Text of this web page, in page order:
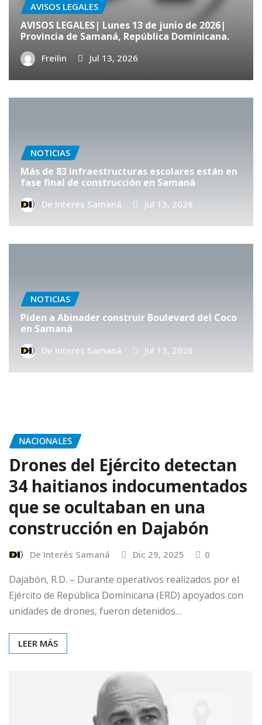
AVISOS LEGALES
AVISOS LEGALES| Lunes 13 de junio de 2026|
Provincia de Samaná, República Dominicana.
Freilin Jul 13, 2026
NOTICIAS
Más de 83 infraestructuras escolares están en
fase final de construcción en Samaná
De Interés Samaná Jul 13, 2026
NOTICIAS
Piden a Abinader construir Boulevard del Coco
en Samaná
De Interés Samaná Jul 13, 2026
NACIONALES
Drones del Ejército detectan
34 haitianos indocumentados
que se ocultaban en una
construcción en Dajabón
De Interés Samaná Dic 29, 2025 0
Dajabón, R.D. – Durante operativos realizados por el
Ejército de República Dominicana (ERD) apoyados con
unidades de drones, fueron detenidos…
LEER MÁS